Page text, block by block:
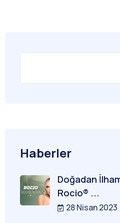
Haberler
Doğadan
Rocio® ...
28 Nisan 2023